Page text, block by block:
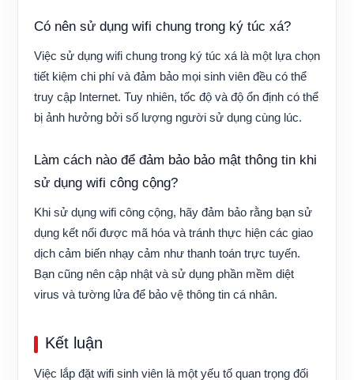
Có nên sử dụng wifi chung trong ký túc xá?
Việc sử dụng wifi chung trong ký túc xá là một lựa chọn
tiết kiệm chi phí và đảm bảo mọi sinh viên đều có thể
truy cập Internet. Tuy nhiên, tốc độ và độ ổn định có thể
bị ảnh hưởng bởi số lượng người sử dụng cùng lúc.
Làm cách nào để đảm bảo bảo mật thông tin khi
sử dụng wifi công cộng?
Khi sử dụng wifi công cộng, hãy đảm bảo rằng bạn sử
dụng kết nối được mã hóa và tránh thực hiện các giao
dịch cảm biến nhạy cảm như thanh toán trực tuyến.
Bạn cũng nên cập nhật và sử dụng phần mềm diệt
virus và tường lửa để bảo vệ thông tin cá nhân.
Kết luận
Việc lắp đặt wifi sinh viên là một yếu tố quan trọng đối